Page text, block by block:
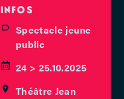
INFOS
Spectacle jeune
public
24 > 25.10.2025
Théâtre Jean